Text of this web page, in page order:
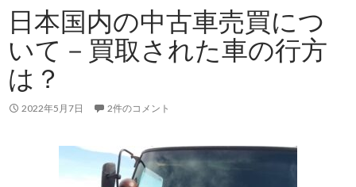
車
売
買
い
－
日本国内の中古車売買につ
いて－買取された車の行方
は？
2022年5月7日 2件のコメント